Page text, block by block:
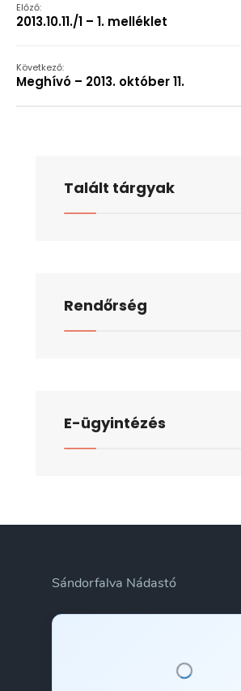
Előző:
2013.10.11./1 – 1. melléklet
Következő:
Meghívó – 2013. október 11.
Talált tárgyak
Rendőrség
E-ügyintézés
Sándorfalva Nádastó